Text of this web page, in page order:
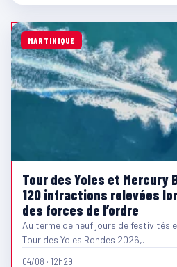
MARTINIQUE
Tour des Yoles et Mercury
120 infractions relevées
des forces de l’ordre
Au terme de neuf jours de festivités
Tour des Yoles Rondes 2026,…
04/08 · 12h29